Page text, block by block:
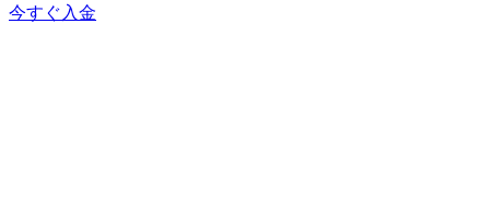
今すぐ入金